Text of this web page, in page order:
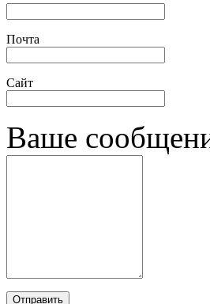
Почта
Сайт
Ваше